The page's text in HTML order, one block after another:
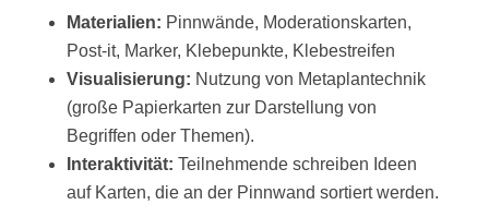
Materialien: Pinnwände, Moderationskarten,
Post-it, Marker, Klebepunkte, Klebestreifen
Visualisierung: Nutzung von Metaplantechnik
(große Papierkarten zur Darstellung von
Begriffen oder Themen).
Interaktivität: Teilnehmende schreiben Ideen
auf Karten, die an der Pinnwand sortiert werden.